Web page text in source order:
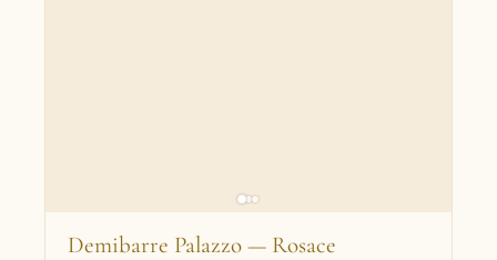
Demibarre Palazzo — Rosace